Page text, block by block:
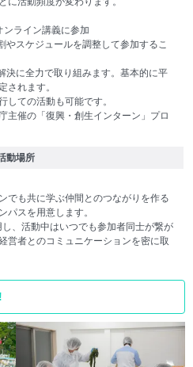
ライン講義に参加
やスケジュールを調整して参加するこ
決に全力で取り組みます。基本的に平
されます。
ての活動も可能です。
主催の「復興・創生インターン」プロ
動場所
でも共に学ぶ仲間とのつながりを作る
パスを用意します。
、活動中はいつでも参加者同士が繋が
営者とのコミュニケーションを密に取